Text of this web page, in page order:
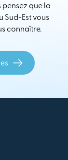
pensez que la
Sud-Est vous
connaître.